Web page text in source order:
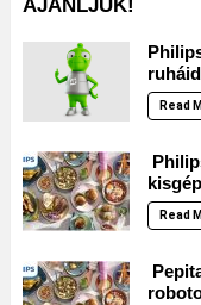
AJÁNLJUK!
Read
Read